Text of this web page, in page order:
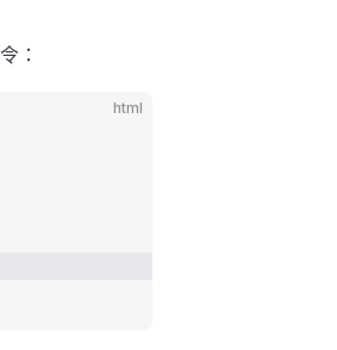
：
html